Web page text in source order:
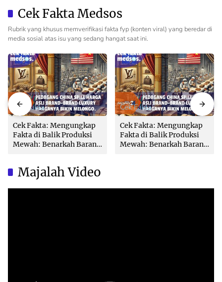
Cek Fakta Medsos
Rubrik yang khusus memverifikasi fakta fyp (konten viral) yang beredar di
media sosial atas isu yang sedang hangat saat ini.
Cek Fakta
Cek Fakta: Mengungkap
Fakta di Balik Produksi
Mewah: Benarkah Barang
Cek Fakta
Cek Fakta: Mengungkap
Fakta di Balik Produksi
Mewah: Benarkah Barang
Majalah Video